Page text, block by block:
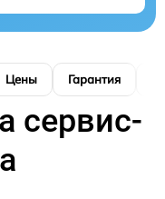
Цены Гарантия
сервис-